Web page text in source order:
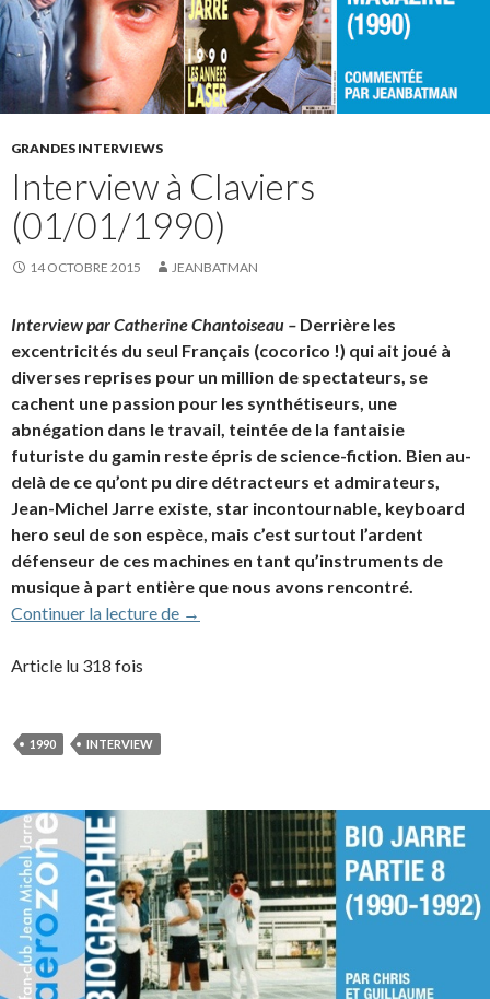
GRANDES INTERVIEWS
Interview à Claviers
(01/01/1990)
14 OCTOBRE 2015 JEANBATMAN
Interview par Catherine Chantoiseau – Derrière les
excentricités du seul Français (cocorico !) qui ait joué à
diverses reprises pour un million de spectateurs, se
cachent une passion pour les synthétiseurs, une
abnégation dans le travail, teintée de la fantaisie
futuriste du gamin reste épris de science-fiction. Bien au-
delà de ce qu’ont pu dire détracteurs et admirateurs,
Jean-Michel Jarre existe, star incontournable, keyboard
hero seul de son espèce, mais c’est surtout l’ardent
défenseur de ces machines en tant qu’instruments de
musique à part entière que nous avons rencontré.
Continuer la lecture de Interview à Claviers (01/01/1990)
→
Article lu 318 fois
1990 INTERVIEW